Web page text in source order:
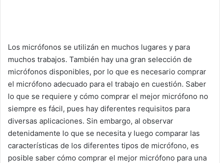
Los micrófonos se utilizán en muchos lugares y para
muchos trabajos. También hay una gran selección de
micrófonos disponibles, por lo que es necesario comprar
el micrófono adecuado para el trabajo en cuestión. Saber
lo que se requiere y cómo comprar el mejor micrófono no
siempre es fácil, pues hay diferentes requisitos para
diversas aplicaciones. Sin embargo, al observar
detenidamente lo que se necesita y luego comparar las
características de los diferentes tipos de micrófono, es
posible saber cómo comprar el mejor micrófono para una